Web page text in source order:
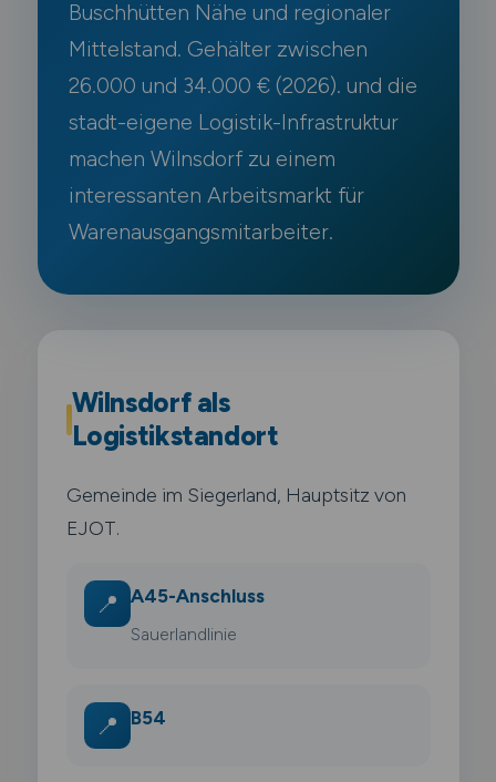
Buschhütten Nähe und regionaler
Mittelstand. Gehälter zwischen
26.000 und 34.000 € (2026). und die
stadt-eigene Logistik-Infrastruktur
machen Wilnsdorf zu einem
interessanten Arbeitsmarkt für
Warenausgangsmitarbeiter.
Wilnsdorf als
Logistikstandort
Gemeinde im Siegerland, Hauptsitz von
EJOT.
📍 A45-Anschluss
Sauerlandlinie
📍 B54